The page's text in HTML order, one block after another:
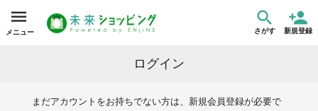
メニュー さがす 新規登録
ログイン
まだアカウントをお持ちでない方は、新規会員登録が必要で